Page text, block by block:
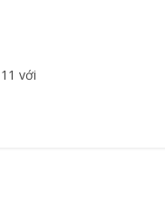
với